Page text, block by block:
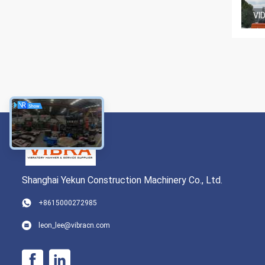
Shanghai Yekun Construction Machinery Co., Ltd.
+8615000272985
leon_lee@vibracn.com